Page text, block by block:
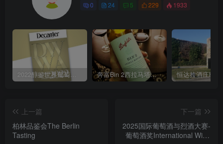
0 24 5 229 1933
2022醇鉴世界葡萄酒大赛Decanter World Wine Awards 奔富Bin 2西拉马塔罗红葡萄酒Penfolds Bin 2 Shiraz Mataro 2019
上一篇
柏林品鉴会The Berlin
Tasting
下一篇
2025国际葡萄酒与烈酒大赛-
葡萄酒奖International Wine